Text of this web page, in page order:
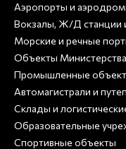
Аэропорты и
Вокзалы, Ж/Д станции
Морские и речные
Объекты
Промышленные
Автомагистрали и
Склады и
Образовательные
Спортивные объекты